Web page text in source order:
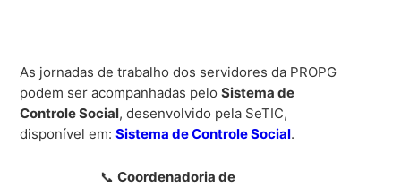
As jornadas de trabalho dos servidores da PROPG
podem ser acompanhadas peloSistema de
Controle Social, desenvolvido pela SeTIC,
disponível em:Sistema de Controle Social.
📞Coordenadoria de